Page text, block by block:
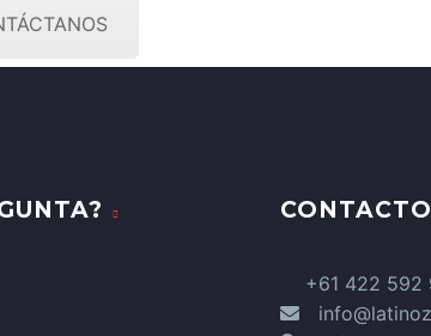
CONTACTO
+61 422 592